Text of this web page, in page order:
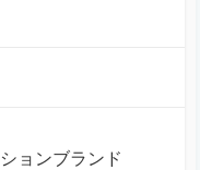
ョンブランド